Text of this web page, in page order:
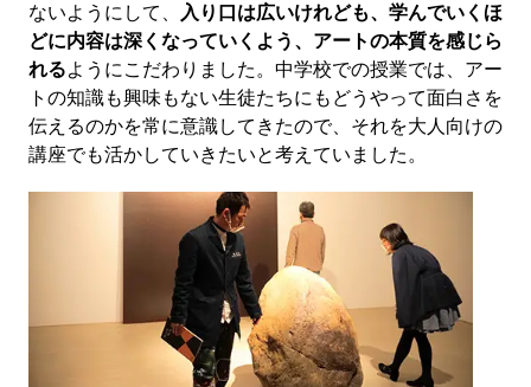
ないようにして、
入り口は広いけれども、学んでいくほ
どに内容は深くなっていくよう、アートの本質を感じら
れるようにこだわりました。中学校での授業では、アー
トの知識も興味もない生徒たちにもどうやって面白さを
伝えるのかを常に意識してきたので、それを大人向けの
講座でも活かしていきたいと考えていました。